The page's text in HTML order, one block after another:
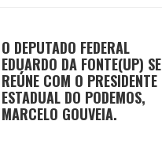
O DEPUTADO FEDERAL
EDUARDO DA FONTE(UP) SE
REÚNE COM O PRESIDENTE
ESTADUAL DO PODEMOS,
MARCELO GOUVEIA.